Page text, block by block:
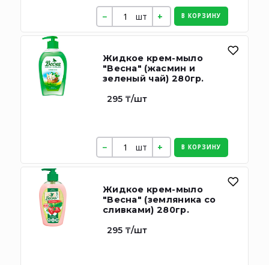
шт В КОРЗИНУ
Жидкое крем-мыло
"Весна" (жасмин и
зеленый чай) 280гр.
295 ₸/шт
шт В КОРЗИНУ
Жидкое крем-мыло
"Весна" (земляника со
сливками) 280гр.
295 ₸/шт